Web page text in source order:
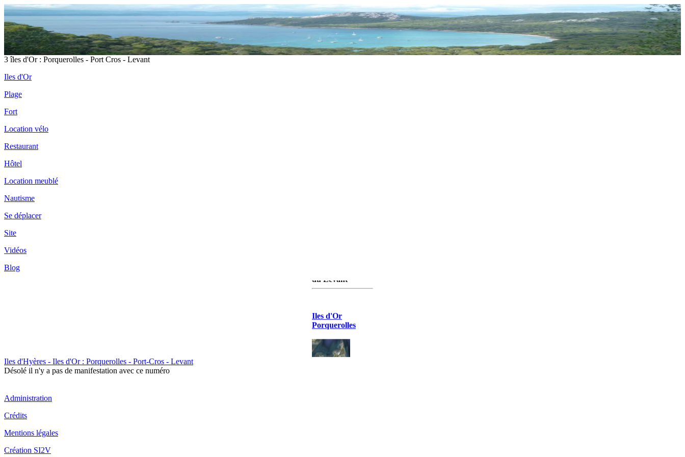
3 îles d'Or : Porquerolles - Port Cros - Levant
Iles d'Or
Plage
Fort
Location vélo
Restaurant
Hôtel
Location meublé
Nautisme
Se déplacer
Site
Vidéos
Blog
Iles d'Or
Porquerolles
Iles d'Hyères - Iles d'Or : Porquerolles - Port-Cros - Levant
Désolé il n'y a pas de manifestation avec ce numéro
Administration
Crédits
Mentions légales
Création SI2V